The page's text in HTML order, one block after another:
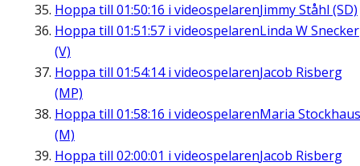
Hoppa till 01:50:16 i videospelarenJimmy Ståhl (SD)
Hoppa till 01:51:57 i videospelarenLinda W Snecker
(V)
Hoppa till 01:54:14i videospelarenJacob Risberg
(MP)
Hoppa till 01:58:16 i videospelarenMaria Stockhaus
(M)
Hoppa till 02:00:01 i videospelarenJacob Risberg